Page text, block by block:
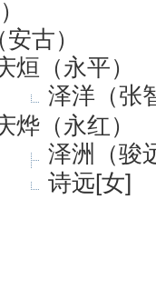
古）
烜（永平）
泽洋（张
烨（永红）
泽洲（骏
诗远[女]